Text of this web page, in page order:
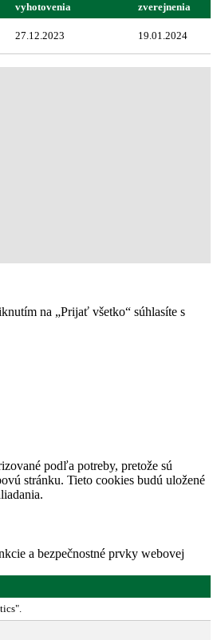
vyhotovenia
zverejnenia
27.12.2023 19.01.2024
na „Prijať všetko“ súhlasíte s
podľa potreby, pretože sú
stránku. Tieto cookies budú uložené
a bezpečnostné prvky webovej